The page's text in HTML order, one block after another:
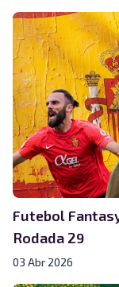
Futebol
Rodada 29
03 Abr 2026